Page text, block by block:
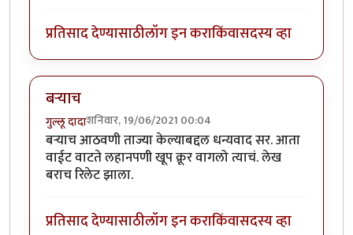
प्रतिसाद देण्यासाठीलॉग इन कराकिंवासदस्य व्हा
बऱ्याच
गुल्लू दादाशनिवार, 19/06/2021 00:04
बऱ्याच आठवणी ताज्या केल्याबद्दल धन्यवाद सर. आता
वाईट वाटते लहानपणी खूप क्रूर वागलो त्याचं. लेख
बराच रिलेट झाला.
प्रतिसाद देण्यासाठीलॉग इन कराकिंवासदस्य व्हा